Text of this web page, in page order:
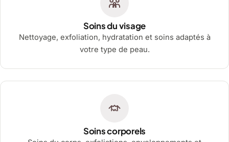
Soins du visage
Nettoyage, exfoliation, hydratation et soins adaptés à
votre type de peau.
Soins corporels